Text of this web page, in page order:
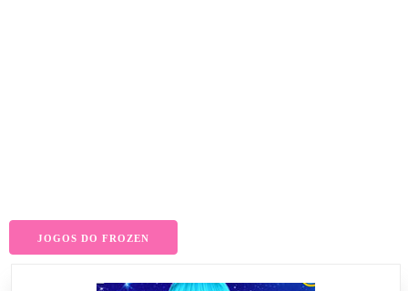
JOGOS DO FROZEN